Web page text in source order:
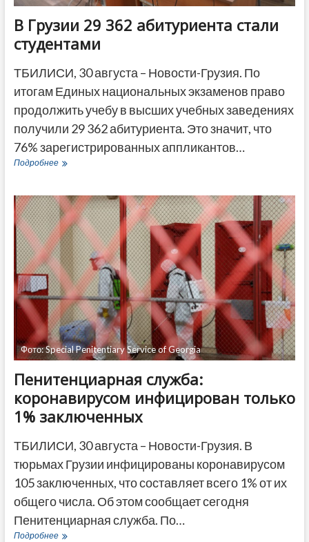
В Грузии 29 362 абитуриента стали
студентами
ТБИЛИСИ, 30 августа – Новости-Грузия. По
итогам Единых национальных экзаменов право
продолжить учебу в высших учебных заведениях
получили 29 362 абитуриента. Это значит, что
76% зарегистрированных аппликантов…
ПодробнееВ
362
абитуриента
стали
студентами
Фото: Special Penitentiary Service of Georgia
Пенитенциарная служба:
коронавирусом инфицирован только
1% заключенных
ТБИЛИСИ, 30 августа – Новости-Грузия. В
тюрьмах Грузии инфицированы коронавирусом
105 заключенных, что составляет всего 1% от их
общего числа. Об этом сообщает сегодня
Пенитенциарная служба. По…
ПодробнееПенитенциарная